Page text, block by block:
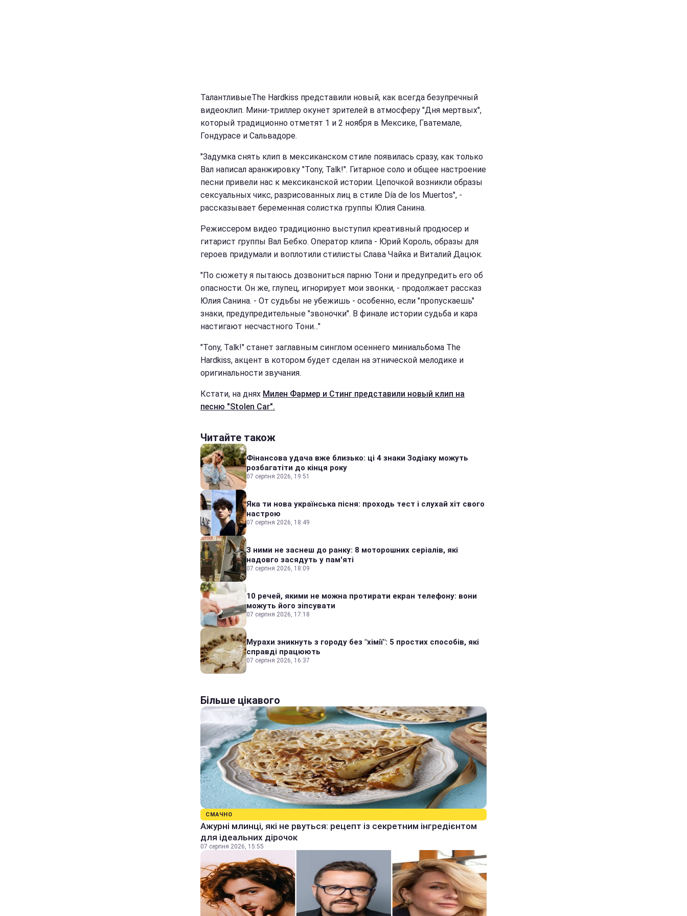
ТалантливыеThe Hardkiss представили новый, как всегда безупречный
видеоклип. Мини-триллер окунет зрителей в атмосферу "Дня мертвых",
который традиционно отметят 1 и 2 ноября в Мексике, Гватемале,
Гондурасе и Сальвадоре.
"Задумка снять клип в мексиканском стиле появилась сразу, как только
Вал написал аранжировку "Tony, Talk!". Гитарное соло и общее настроение
песни привели нас к мексиканской истории. Цепочкой возникли образы
сексуальных чикс, разрисованных лиц в стиле Día de los Muertos", -
рассказывает беременная солистка группы Юлия Санина.
Режиссером видео традиционно выступил креативный продюсер и
гитарист группы Вал Бебко. Оператор клипа - Юрий Король, образы для
героев придумали и воплотили стилисты Слава Чайка и Виталий Дацюк.
"По сюжету я пытаюсь дозвониться парню Тони и предупредить его об
опасности. Он же, глупец, игнорирует мои звонки, - продолжает рассказ
Юлия Санина. - От судьбы не убежишь - особенно, если "пропускаешь"
знаки, предупредительные "звоночки". В финале истории судьба и кара
настигают несчастного Тони..."
"Tony, Talk!" станет заглавным синглом осеннего миниальбома The
Hardkiss, акцент в котором будет сделан на этнической мелодике и
оригинальности звучания.
Кстати, на днях Милен Фармер и Стинг представили новый клип на
песню "Stolen Car".
Читайте також
Фінансова удача вже близько: ці 4 знаки Зодіаку можуть
розбагатіти до кінця року
07 серпня 2026, 19:51
Яка ти нова українська пісня: проходь тест і слухай хіт свого
настрою
07 серпня 2026, 18:49
З ними не заснеш до ранку: 8 моторошних серіалів, які
надовго засядуть у пам'яті
07 серпня 2026, 18:09
10 речей, якими не можна протирати екран телефону: вони
можуть його зіпсувати
07 серпня 2026, 17:18
Мурахи зникнуть з городу без "хімії": 5 простих способів, які
справді працюють
07 серпня 2026, 16:37
Більше цікавого
СМАЧНО
Ажурні млинці, які не рвуться: рецепт із секретним інгредієнтом
для ідеальних дірочок
07 серпня 2026, 15:55